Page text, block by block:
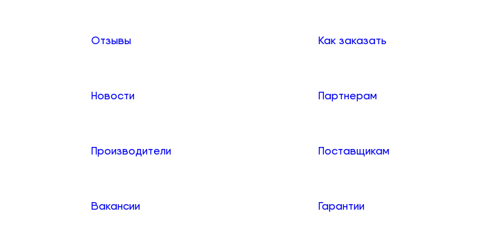
Отзывы
Новости
Производители
Вакансии
Как заказать
Партнерам
Поставщикам
Гарантии